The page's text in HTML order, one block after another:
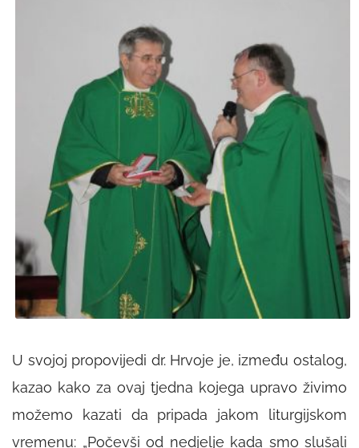
U svojoj propovijedi dr. Hrvoje je, između ostalog,
kazao kako za ovaj tjedna kojega upravo živimo
možemo kazati da pripada jakom liturgijskom
vremenu: „Počevši od nedjelje kada smo slušali